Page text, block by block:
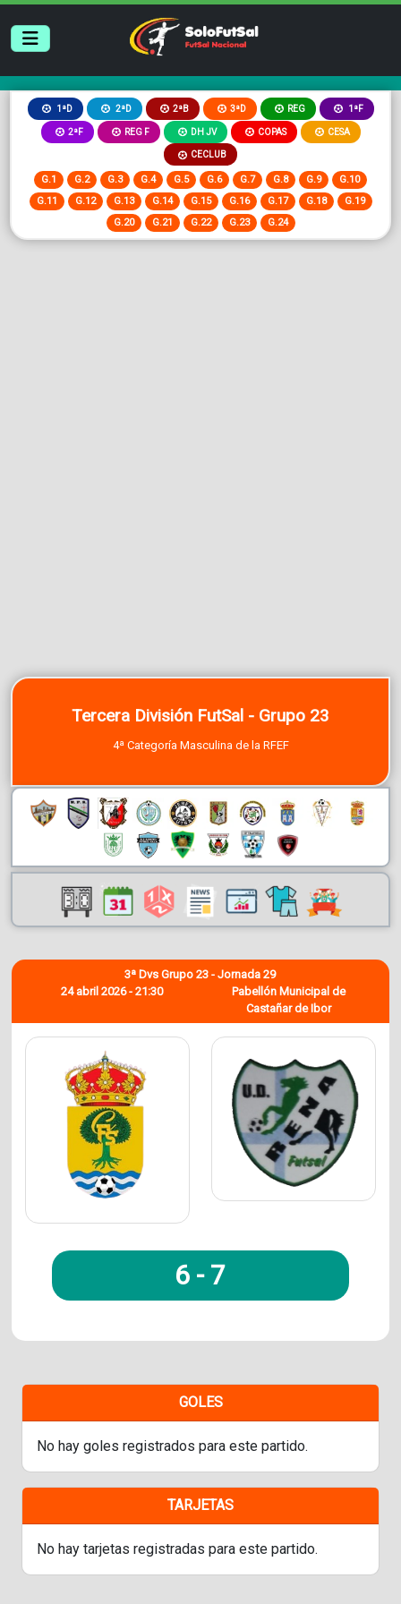
1ªD 2ªD 2ªB 3ªD REG 1ªF
2ªF REG F DH JV COPAS CESA
CECLUB
G.1 G.2 G.3 G.4 G.5 G.6 G.7 G.8 G.9
G.10
G.11
G.12 G.13 G.14 G.15 G.16 G.17 G.18
G.19
G.20
G.21 G.22 G.23 G.24
Tercera División FutSal - Grupo 23
4ª Categoría Masculina de la RFEF
24 abril 2026 - 21:30
3ª Dvs Grupo 23 - Jornada 29
Pabellón Municipal de
Castañar de Ibor
6 - 7
GOLES
No hay goles registrados para este partido.
TARJETAS
No hay tarjetas registradas para este partido.